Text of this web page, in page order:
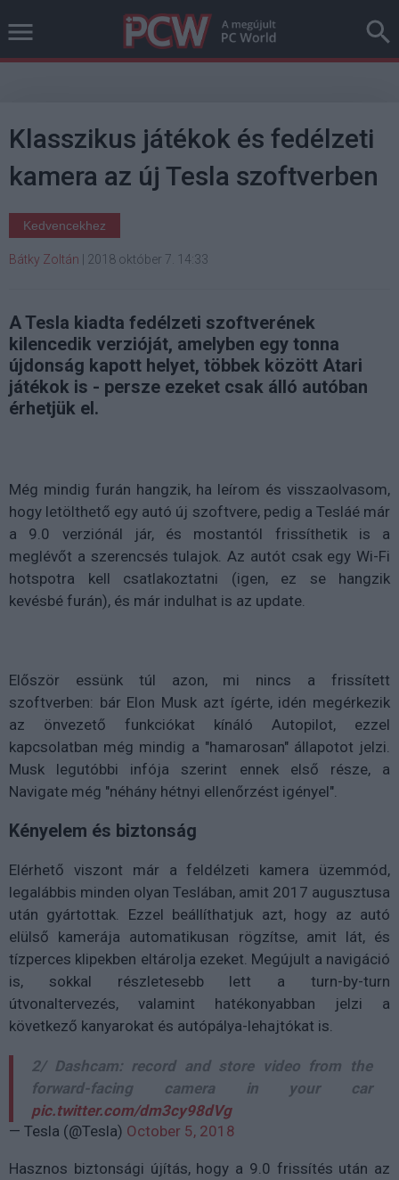
Klasszikus játékok és fedélzeti
kamera az új Tesla szoftverben
Kedvencekhez
Bátky Zoltán 2018 október 7. 14:33
A Tesla kiadta fedélzeti szoftverének
kilencedik verzióját, amelyben egy tonna
újdonság kapott helyet, többek között Atari
játékok is - persze ezeket csak álló autóban
érhetjük el.
Még mindig furán hangzik, ha leírom és visszaolvasom,
hogy letölthető egy autó új szoftvere, pedig a Tesláé már
a 9.0 verziónál jár, és mostantól frissíthetik is a
meglévőt a szerencsés tulajok. Az autót csak egy Wi-Fi
hotspotra kell csatlakoztatni (igen, ez se hangzik
kevésbé furán), és már indulhat is az update.
Először essünk túl azon, mi nincs a frissített
szoftverben: bár Elon Musk azt ígérte, idén megérkezik
az önvezető funkciókat kínáló Autopilot, ezzel
kapcsolatban még mindig a "hamarosan" állapotot jelzi.
Musk legutóbbi infója szerint ennek első része, a
Navigate még "néhány hétnyi ellenőrzést igényel".
Kényelem és biztonság
Elérhető viszont már a feldélzeti kamera üzemmód,
legalábbis minden olyan Teslában, amit 2017 augusztusa
után gyártottak. Ezzel beállíthatjuk azt, hogy az autó
elülső kamerája automatikusan rögzítse, amit lát, és
tízperces klipekben eltárolja ezeket. Megújult a navigáció
is, sokkal részletesebb lett a turn-by-turn
útvonaltervezés, valamint hatékonyabban jelzi a
következő kanyarokat és autópálya-lehajtókat is.
2/ Dashcam: record and store video from the
forward-facing camera in your car
pic.twitter.com/dm3cy98dVg
— Tesla (@Tesla) October 5, 2018
Hasznos biztonsági újítás, hogy a 9.0 frissítés után az